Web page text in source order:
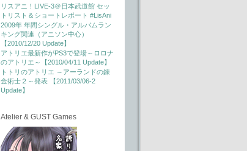
リスアニ！LIVE-3＠日本武道館 セッ
トリスト＆ショートレポート #LisAni
2009年 年間シングル・アルバムラン
キング関連（アニソン中心）
【2010/12/20 Update】
アトリエ最新作がPS3で登場～ロロナ
のアトリエ～【2010/04/11 Update】
トトリのアトリエ ～アーランドの錬
金術士２～発表 【2011/03/06-2
Update】
Atelier & GUST Games